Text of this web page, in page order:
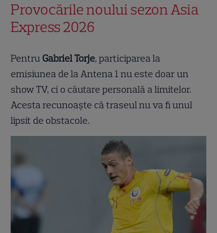
Provocările noului sezon Asia
Express 2026
Pentru Gabriel Torje, participarea la
emisiunea de la Antena 1 nu este doar un
show TV, ci o căutare personală a limitelor.
Acesta recunoaște că traseul nu va fi unul
lipsit de obstacole.